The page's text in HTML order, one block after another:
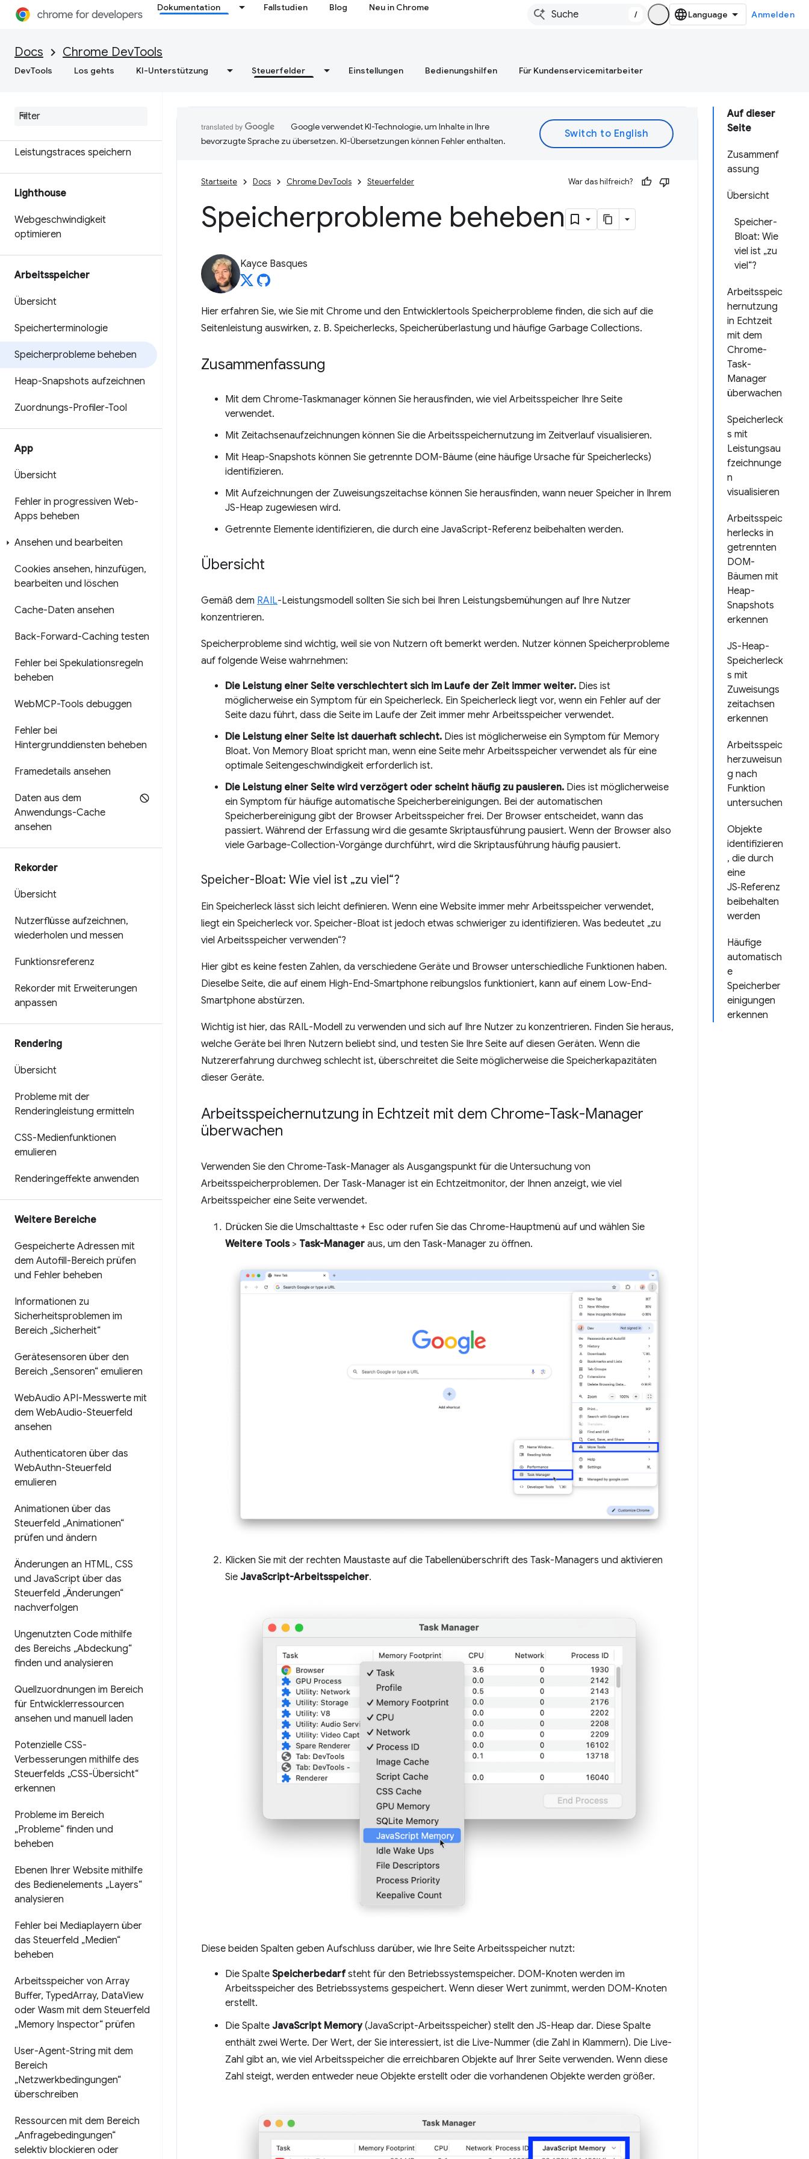
Dokumentation Fallstudien Blog Neu in Chrome
/ Anmelden
Docs Chrome DevTools
DevTools Los gehts KI-Unterstützung Steuerfelder Einstellungen Bedienungshilfen Für Kundenservicemitarbeiter
erstellen
Leistungsdaten mit der
Extensible API an.
Leistung Ihrer Website
Leistungstraces speichern
Lighthouse
Webgeschwindigkeit
optimieren
Arbeitsspeicher
Übersicht
Speicherterminologie
Speicherprobleme beheben
Heap-Snapshots aufzeichnen
Zuordnungs-Profiler-Tool
App
Übersicht
Fehler in progressiven Web-
Apps beheben
Ansehen und bearbeiten
Cookies ansehen, hinzufügen,
bearbeiten und löschen
Cache-Daten ansehen
Back-Forward-Caching testen
Fehler bei Spekulationsregeln
beheben
WebMCP-Tools debuggen
Fehler bei
Hintergrunddiensten beheben
Framedetails ansehen
Daten aus dem
Anwendungs-Cache
ansehen
Rekorder
Übersicht
Nutzerflüsse aufzeichnen,
wiederholen und messen
Funktionsreferenz
Rekorder mit Erweiterungen
anpassen
Rendering
Übersicht
Probleme mit der
Renderingleistung ermitteln
CSS-Medienfunktionen
emulieren
Renderingeffekte anwenden
Weitere Bereiche
Gespeicherte Adressen mit
dem Autofill-Bereich prüfen
und Fehler beheben
Informationen zu
Sicherheitsproblemen im
Bereich „Sicherheit“
Gerätesensoren über den
Bereich „Sensoren“ emulieren
WebAudio API-Messwerte mit
dem WebAudio-Steuerfeld
ansehen
Authenticatoren über das
WebAuthn-Steuerfeld
emulieren
Animationen über das
Steuerfeld „Animationen“
prüfen und ändern
Änderungen an HTML, CSS
und JavaScript über das
Steuerfeld „Änderungen“
nachverfolgen
Ungenutzten Code mithilfe
des Bereichs „Abdeckung“
finden und analysieren
Quellzuordnungen im Bereich
für Entwicklerressourcen
ansehen und manuell laden
Potenzielle CSS-
Verbesserungen mithilfe des
Steuerfelds „CSS-Übersicht“
erkennen
Probleme im Bereich
„Probleme“ finden und
beheben
Ebenen Ihrer Website mithilfe
des Bedienelements „Layers“
analysieren
Fehler bei Mediaplayern über
das Steuerfeld „Medien“
beheben
Arbeitsspeicher von Array
Buffer, TypedArray, DataView
oder Wasm mit dem Steuerfeld
„Memory Inspector“ prüfen
User-Agent-String mit dem
Bereich
„Netzwerkbedingungen“
überschreiben
Ressourcen mit dem Bereich
„Anfragebedingungen“
selektiv blockieren oder
Auf dieser
Seite
Zusammenf
assung
Übersicht
Speicher-
Bloat: Wie
viel ist „zu
viel“?
Arbeitsspeic
hernutzung
in Echtzeit
mit dem
Chrome-
Task-
Manager
überwachen
Speicherleck
s mit
Leistungsau
fzeichnunge
n
visualisieren
Arbeitsspeic
herlecks in
getrennten
DOM-
Bäumen mit
Heap-
Snapshots
erkennen
JS-Heap-
Speicherleck
s mit
Zuweisungs
zeitachsen
erkennen
Arbeitsspeic
herzuweisun
g nach
Funktion
untersuchen
Objekte
identifizieren
, die durch
eine
JS‑Referenz
beibehalten
werden
Häufige
automatisch
e
Speicherber
einigungen
erkennen
Google verwendet KI-Technologie, um Inhalte in Ihre
bevorzugte Sprache zu übersetzen. KI-Übersetzungen können Fehler enthalten.
Startseite Docs Chrome DevTools Steuerfelder War das hilfreich?
Speicherprobleme beheben
Kayce Basques
Hier erfahren Sie, wie Sie mit Chrome und den Entwicklertools Speicherprobleme finden, die sich auf die
Seitenleistung auswirken, z. B. Speicherlecks, Speicherüberlastung und häufige Garbage Collections.
Zusammenfassung
Mit dem Chrome-Taskmanager können Sie herausfinden, wie viel Arbeitsspeicher Ihre Seite
verwendet.
Mit Zeitachsenaufzeichnungen können Sie die Arbeitsspeichernutzung im Zeitverlauf visualisieren.
Mit Heap-Snapshots können Sie getrennte DOM-Bäume (eine häufige Ursache für Speicherlecks)
identifizieren.
Mit Aufzeichnungen der Zuweisungszeitachse können Sie herausfinden, wann neuer Speicher in Ihrem
JS-Heap zugewiesen wird.
Getrennte Elemente identifizieren, die durch eine JavaScript-Referenz beibehalten werden.
Übersicht
Gemäß dem RAIL-Leistungsmodell sollten Sie sich bei Ihren Leistungsbemühungen auf Ihre Nutzer
konzentrieren.
Speicherprobleme sind wichtig, weil sie von Nutzern oft bemerkt werden. Nutzer können Speicherprobleme
auf folgende Weise wahrnehmen:
Die Leistung einer Seite verschlechtert sich im Laufe der Zeit immer weiter. Dies ist
möglicherweise ein Symptom für ein Speicherleck. Ein Speicherleck liegt vor, wenn ein Fehler auf der
Seite dazu führt, dass die Seite im Laufe der Zeit immer mehr Arbeitsspeicher verwendet.
Die Leistung einer Seite ist dauerhaft schlecht. Dies ist möglicherweise ein Symptom für Memory
Bloat. Von Memory Bloat spricht man, wenn eine Seite mehr Arbeitsspeicher verwendet als für eine
optimale Seitengeschwindigkeit erforderlich ist.
Die Leistung einer Seite wird verzögert oder scheint häufig zu pausieren. Dies ist möglicherweise
ein Symptom für häufige automatische Speicherbereinigungen. Bei der automatischen
Speicherbereinigung gibt der Browser Arbeitsspeicher frei. Der Browser entscheidet, wann das
passiert. Während der Erfassung wird die gesamte Skriptausführung pausiert. Wenn der Browser also
viele Garbage-Collection-Vorgänge durchführt, wird die Skriptausführung häufig pausiert.
Speicher-Bloat: Wie viel ist „zu viel“?
Ein Speicherleck lässt sich leicht definieren. Wenn eine Website immer mehr Arbeitsspeicher verwendet,
liegt ein Speicherleck vor. Speicher-Bloat ist jedoch etwas schwieriger zu identifizieren. Was bedeutet „zu
viel Arbeitsspeicher verwenden“?
Hier gibt es keine festen Zahlen, da verschiedene Geräte und Browser unterschiedliche Funktionen haben.
Dieselbe Seite, die auf einem High-End-Smartphone reibungslos funktioniert, kann auf einem Low-End-
Smartphone abstürzen.
Wichtig ist hier, das RAIL-Modell zu verwenden und sich auf Ihre Nutzer zu konzentrieren. Finden Sie heraus,
welche Geräte bei Ihren Nutzern beliebt sind, und testen Sie Ihre Seite auf diesen Geräten. Wenn die
Nutzererfahrung durchweg schlecht ist, überschreitet die Seite möglicherweise die Speicherkapazitäten
dieser Geräte.
Arbeitsspeichernutzung in Echtzeit mit dem Chrome-Task-Manager
überwachen
Verwenden Sie den Chrome-Task-Manager als Ausgangspunkt für die Untersuchung von
Arbeitsspeicherproblemen. Der Task-Manager ist ein Echtzeitmonitor, der Ihnen anzeigt, wie viel
Arbeitsspeicher eine Seite verwendet.
Drücken Sie die Umschalttaste + Esc oder rufen Sie das Chrome-Hauptmenü auf und wählen Sie
Weitere Tools> Task-Manager aus, um den Task-Manager zu öffnen.
Klicken Sie mit der rechten Maustaste auf die Tabellenüberschrift des Task-Managers und aktivieren
Sie JavaScript-Arbeitsspeicher.
Diese beiden Spalten geben Aufschluss darüber, wie Ihre Seite Arbeitsspeicher nutzt:
Die Spalte Speicherbedarfsteht für den Betriebssystemspeicher. DOM-Knoten werden im
Arbeitsspeicher des Betriebssystems gespeichert. Wenn dieser Wert zunimmt, werden DOM-Knoten
erstellt.
Die Spalte JavaScript Memory(JavaScript-Arbeitsspeicher) stellt den JS-Heap dar. Diese Spalte
enthält zwei Werte. Der Wert, der Sie interessiert, ist die Live-Nummer (die Zahl in Klammern). Die Live-
Zahl gibt an, wie viel Arbeitsspeicher die erreichbaren Objekte auf Ihrer Seite verwenden. Wenn diese
Zahl steigt, werden entweder neue Objekte erstellt oder die vorhandenen Objekte werden größer.